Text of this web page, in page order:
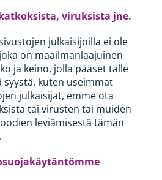
viruksista jne.
julkaisijoilla ei ole
on maailmanlaajuinen
ja keino, jolla pääset tälle
syystä, kuten useimmat
julkaisijat, emme ota
tai virusten tai muiden
leviämisestä tämän